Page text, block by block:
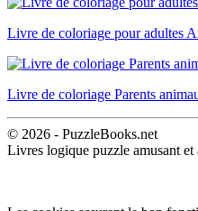
Livre de coloriage pour adultes
Livre de coloriage Parents
© 2026 - PuzzleBooks.net
Livres logique puzzle amusant